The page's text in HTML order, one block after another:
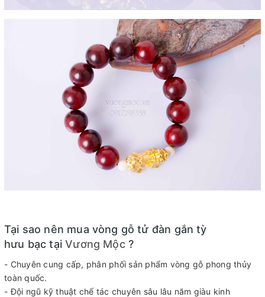
Tại sao nên mua vòng gỗ tử đàn gắn tỳ
hưu bạc tạiVương Mộc ?
- Chuyên cung cấp, phân phối sản phẩm vòng gỗ phong thủy
toàn quốc.
- Đội ngũ kỹ thuật chế tác chuyên sâu lâu năm giàu kinh